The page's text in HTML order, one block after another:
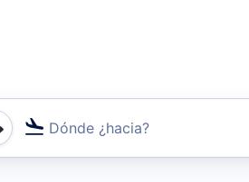
Dónde ¿hacia?
o por vuelos directos